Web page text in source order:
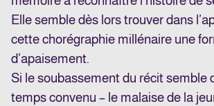
Elle semble dès lors trouver dans
cette chorégraphie millénaire une
d’apaisement.
Si le soubassement du récit semble
temps convenu – le malaise de la